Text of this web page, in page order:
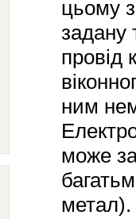
цьому
задану
провід
ним
може
метал).